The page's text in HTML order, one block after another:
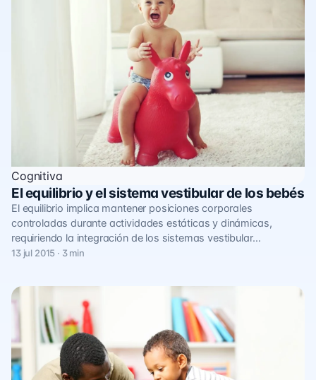
Cognitiva
El equilibrio y el sistema vestibular de los bebés
El equilibrio implica mantener posiciones corporales
controladas durante actividades estáticas y dinámicas,
requiriendo la integración de los sistemas vestibular…
13 jul 2015 · 3 min